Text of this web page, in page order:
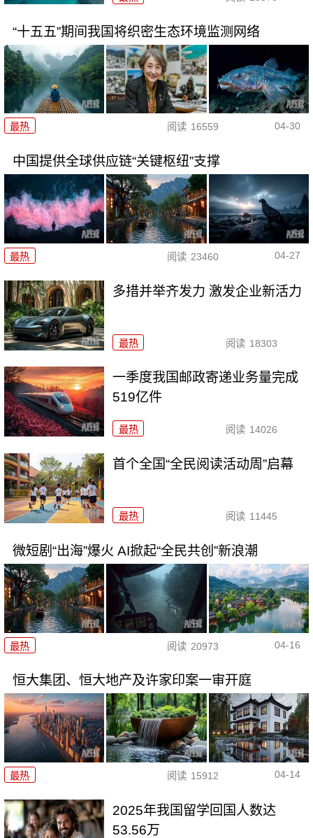
“十五五”期间我国将织密生态环境监测网络
最热 阅读 16559 04-30
中国提供全球供应链“关键枢纽”支撑
最热 阅读 23460 04-27
多措并举齐发力 激发企业新活力
最热 阅读 18303
一季度我国邮政寄递业务量完成
519亿件
最热 阅读 14026
首个全国“全民阅读活动周”启幕
最热 阅读 11445
微短剧“出海”爆火 AI掀起“全民共创”新浪潮
最热 阅读 20973 04-16
恒大集团、恒大地产及许家印案一审开庭
最热 阅读 15912 04-14
2025年我国留学回国人数达
53.56万